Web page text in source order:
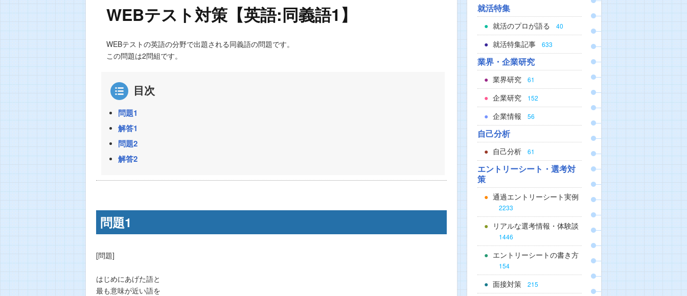
WEBテスト対策【英語:同義語1】
WEBテストの英語の分野で出題される同義語の問題です。
この問題は2問組です。
目次
問題1
解答1
問題2
解答2
問題1
[問題]
はじめにあげた語と
最も意味が近い語を
就活特集
就活のプロが語る 40
就活特集記事 633
業界・企業研究
業界研究 61
企業研究 152
企業情報 56
自己分析
自己分析 61
エントリーシート・選考対
策
通過エントリーシート実例
2233
リアルな選考情報・体験談
1446
エントリーシートの書き方
154
面接対策 215